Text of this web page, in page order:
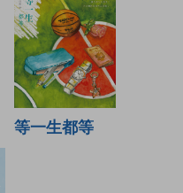
等一生都等